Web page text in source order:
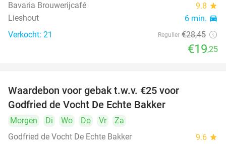
Bavaria Brouwerijcafé
9.8 star
Lieshout 6 min. directions_car
Verkocht: 21 Regulier €28,45
€19,25
Waardebon voor gebak t.w.v. €25 voor
Godfried de Vocht De Echte Bakker
Morgen Di Wo Do Vr
Za
Godfried de Vocht De Echte Bakker
9.6 star